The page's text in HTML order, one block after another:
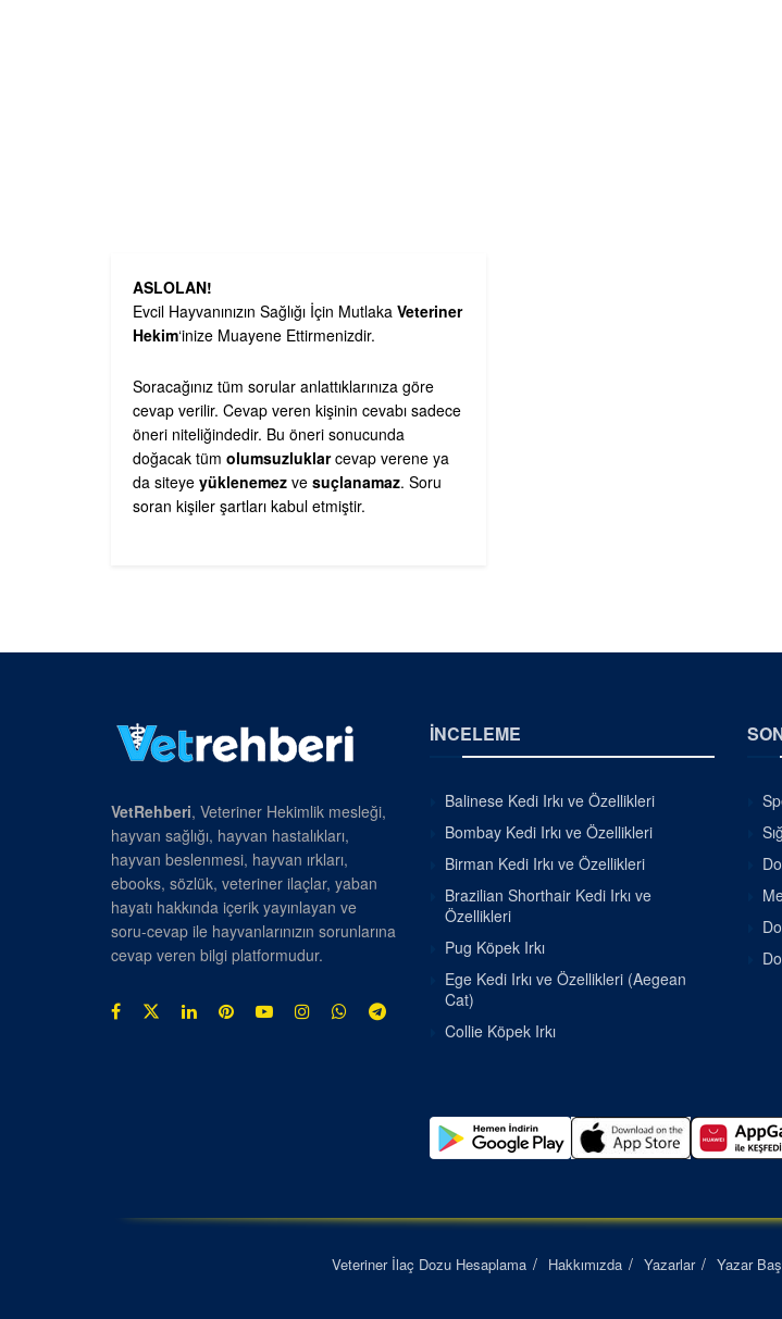
ASLOLAN!
Evcil Hayvanınızın Sağlığı İçin Mutlaka Veteriner
Hekim‘inize Muayene Ettirmenizdir.
Soracağınız tüm sorular anlattıklarınıza göre
cevap verilir. Cevap veren kişinin cevabı sadece
öneri niteliğindedir. Bu öneri sonucunda
doğacak tüm olumsuzluklarcevap verene ya
da siteye yüklenemez ve suçlanamaz. Soru
soran kişiler şartları kabul etmiştir.
VetRehberi, Veteriner Hekimlik mesleği,
hayvan sağlığı, hayvan hastalıkları,
hayvan beslenmesi, hayvan ırkları,
ebooks, sözlük, veteriner ilaçlar, yaban
hayatı hakkında içerik yayınlayan ve
soru-cevap ile hayvanlarınızın sorunlarına
cevap veren bilgi platformudur.
İNCELEME
Balinese Kedi Irkı ve Özellikleri
Bombay Kedi Irkı ve Özellikleri
Birman Kedi Irkı ve Özellikleri
Brazilian Shorthair Kedi Irkı ve
Özellikleri
Pug Köpek Irkı
Ege Kedi Irkı ve Özellikleri (Aegean
Cat)
Collie Köpek Irkı
Veteriner İlaç Dozu Hesaplama Hakkımızda Yazarlar Yazar